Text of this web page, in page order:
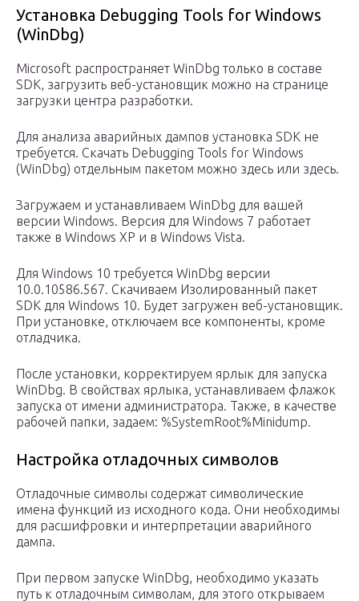
Установка Debugging Tools for Windows
(WinDbg)
Microsoft распространяет WinDbg только в составе
SDK, загрузить веб-установщик можно на странице
загрузки центра разработки.
Для анализа аварийных дампов установка SDK не
требуется. Скачать Debugging Tools for Windows
(WinDbg) отдельным пакетом можно здесь или здесь.
Загружаем и устанавливаем WinDbg для вашей
версии Windows. Версия для Windows 7 работает
также в Windows XP и в Windows Vista.
Для Windows 10 требуется WinDbg версии
10.0.10586.567. Скачиваем Изолированный пакет
SDK для Windows 10. Будет загружен веб-установщик.
При установке, отключаем все компоненты, кроме
отладчика.
После установки, корректируем ярлык для запуска
WinDbg. В свойствах ярлыка, устанавливаем флажок
запуска от имени администратора. Также, в качестве
рабочей папки, задаем: %SystemRoot%Minidump.
Настройка отладочных символов
Отладочные символы содержат символические
имена функций из исходного кода. Они необходимы
для расшифровки и интерпретации аварийного
дампа.
При первом запуске WinDbg, необходимо указать
путь к отладочным символам, для этого открываем